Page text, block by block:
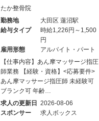
たか整骨院
勤務地
大田区 蓮沼駅
給与タイプ
時給1,226円～1,500
円
雇用形態
アルバイト・パート
【仕事内容】あん摩マッサージ指圧
師業務 【経験・資格】<応募要件>
あん摩マッサージ指圧師 未経験可
ブランク可 年齢…
求人の更新日 2026-08-06
スポンサー
求人ボックス